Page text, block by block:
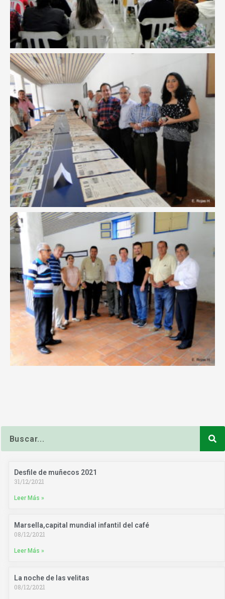
Desfile de muñecos 2021
31/12/2021
Leer Más »
Marsella,capital mundial infantil del café
08/12/2021
Leer Más »
La noche de las velitas
08/12/2021